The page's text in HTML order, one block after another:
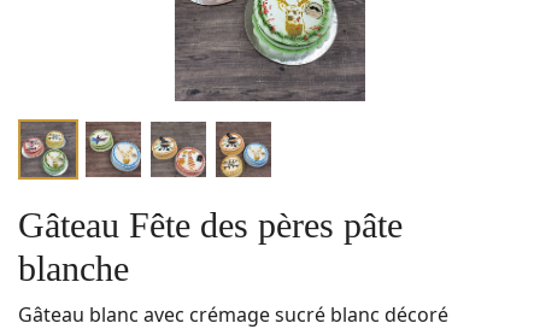
Gâteau Fête des pères pâte
blanche
Gâteau blanc avec crémage sucré blanc décoré